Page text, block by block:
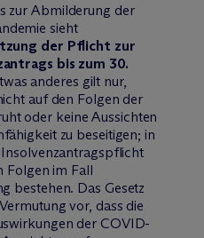
zur Abmilderung der
sieht
der Pflicht zur
bis zum 30.
anderes gilt nur,
auf den Folgen der
oder keine Aussichten
zu beseitigen; in
Folgen im Fall
bestehen. Das Gesetz
vor, dass die
der COVID-